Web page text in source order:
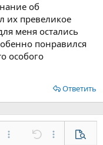
об
их превеликое
меня остались
понравился
особого
Ответить
список
изображение
Дополнительно...
Отменить